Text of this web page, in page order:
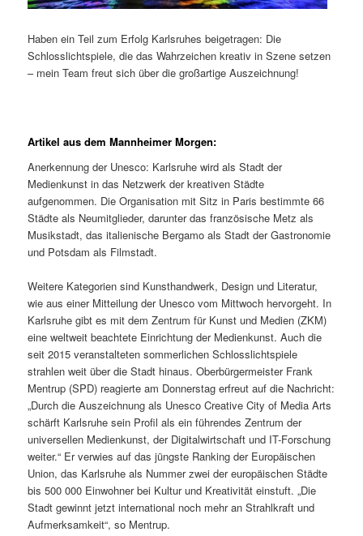
Haben ein Teil zum Erfolg Karlsruhes beigetragen: Die
Schlosslichtspiele, die das Wahrzeichen kreativ in Szene setzen
– mein Team freut sich über die großartige Auszeichnung!
Artikel aus dem Mannheimer Morgen:
Anerkennung der Unesco: Karlsruhe wird als Stadt der
Medienkunst in das Netzwerk der kreativen Städte
aufgenommen. Die Organisation mit Sitz in Paris bestimmte 66
Städte als Neumitglieder, darunter das französische Metz als
Musikstadt, das italienische Bergamo als Stadt der Gastronomie
und Potsdam als Filmstadt.
Weitere Kategorien sind Kunsthandwerk, Design und Literatur,
wie aus einer Mitteilung der Unesco vom Mittwoch hervorgeht. In
Karlsruhe gibt es mit dem Zentrum für Kunst und Medien (ZKM)
eine weltweit beachtete Einrichtung der Medienkunst. Auch die
seit 2015 veranstalteten sommerlichen Schlosslichtspiele
strahlen weit über die Stadt hinaus. Oberbürgermeister Frank
Mentrup (SPD) reagierte am Donnerstag erfreut auf die Nachricht:
„Durch die Auszeichnung als Unesco Creative City of Media Arts
schärft Karlsruhe sein Profil als ein führendes Zentrum der
universellen Medienkunst, der Digitalwirtschaft und IT-Forschung
weiter.“ Er verwies auf das jüngste Ranking der Europäischen
Union, das Karlsruhe als Nummer zwei der europäischen Städte
bis 500 000 Einwohner bei Kultur und Kreativität einstuft. „Die
Stadt gewinnt jetzt international noch mehr an Strahlkraft und
Aufmerksamkeit“, so Mentrup.